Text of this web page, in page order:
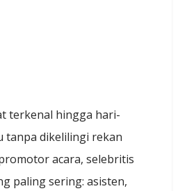
terkenal hingga hari-
tanpa dikelilingi rekan
acara, selebritis
paling sering: asisten,